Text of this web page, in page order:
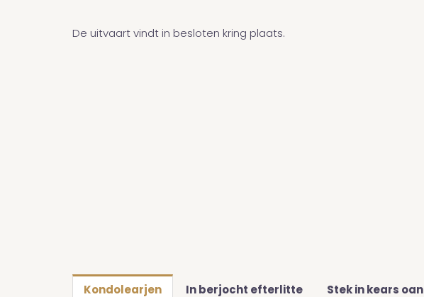
De uitvaart vindt in besloten kring plaats.
Kondolearjen In berjocht efterlitte Stek in kears oan